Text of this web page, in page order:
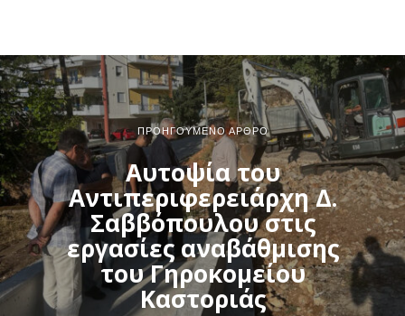
ΠΡΟΗΓΟΎΜΕΝΟ ΆΡΘΡΟ
Αυτοψία του
Αντιπεριφερειάρχη Δ.
Σαββόπουλου στις
εργασίες αναβάθμισης
του Γηροκομείου
Καστοριάς